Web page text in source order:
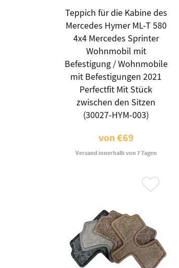
Teppich für die Kabine des
Mercedes Hymer ML-T 580
4x4 Mercedes Sprinter
Wohnmobil mit
Befestigung / Wohnmobile
mit Befestigungen 2021
Perfectfit Mit Stück
zwischen den Sitzen
(30027-HYM-003)
von€69
Versand innerhalb von 7 Tagen